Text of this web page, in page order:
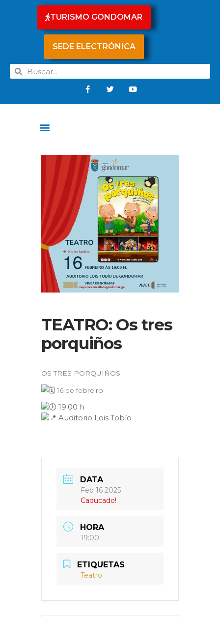
TURISMO GONDOMAR
SEDE ELECTRÓNICA
TEATRO: Os tres
porquiños
OS TRES PORQUIÑOS
16 de febreiro
19:00 h
Auditorio Lois Tobío
DATA
Feb 16 2025
Caducado!
HORA
19:00
ETIQUETAS
Teatro